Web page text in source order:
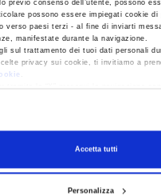
previo consenso dell’utente, possono
possono essere impiegati cookie
verso paesi terzi - al fine di inviarti
manifestate durante la navigazione.
sul trattamento dei tuoi dati personali
privacy sui cookie, ti invitiamo a
Accetta tutti
Personalizza